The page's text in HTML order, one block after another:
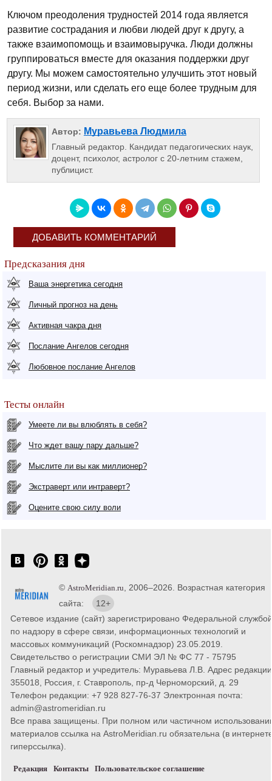
Ключом преодоления трудностей 2014 года является
развитие сострадания и любви людей друг к другу, а
также взаимопомощь и взаимовыручка. Люди должны
группироваться вместе для оказания поддержки друг
другу. Мы можем самостоятельно улучшить этот новый
период жизни, или сделать его еще более трудным для
себя. Выбор за нами.
Автор: Муравьева Людмила
Главный редактор. Кандидат педагогических наук,
доцент, психолог, астролог с 20-летним стажем,
публицист.
ДОБАВИТЬ КОММЕНТАРИЙ
Предсказания дня
Ваша энергетика сегодня
Личный прогноз на день
Активная чакра дня
Послание Ангелов сегодня
Любовное послание Ангелов
Тесты онлайн
Умеете ли вы влюблять в себя?
Что ждет вашу пару дальше?
Мыслите ли вы как миллионер?
Экстраверт или интраверт?
Оцените свою силу воли
© AstroMeridian.ru , 2006–2026. Возрастная категория
сайта:
12+
Сетевое издание (сайт) зарегистрировано Федеральной службой
по надзору в сфере связи, информационных технологий и
массовых коммуникаций (Роскомнадзор) 23.05.2019.
Свидетельство о регистрации СМИ ЭЛ № ФС 77 - 75795
Главный редактор и учредитель: Муравьева Л.В. Адрес
355018, Россия, г. Ставрополь, пр-д Черноморский, д. 29
Телефон редакции: +7 928 827-76-37 Электронная почта:
admin@astromeridian.ru
Все права защищены. При полном или частичном
материалов ссылка на AstroMeridian.ru обязательна (в
гиперссылка).
Редакция Контакты Пользовательское соглашение